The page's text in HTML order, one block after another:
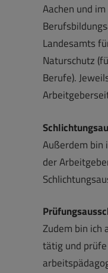
Aachen und im
Landesamts
Naturschutz
Berufe).
Außerdem bin
der
Zudem bin ich
tätig und